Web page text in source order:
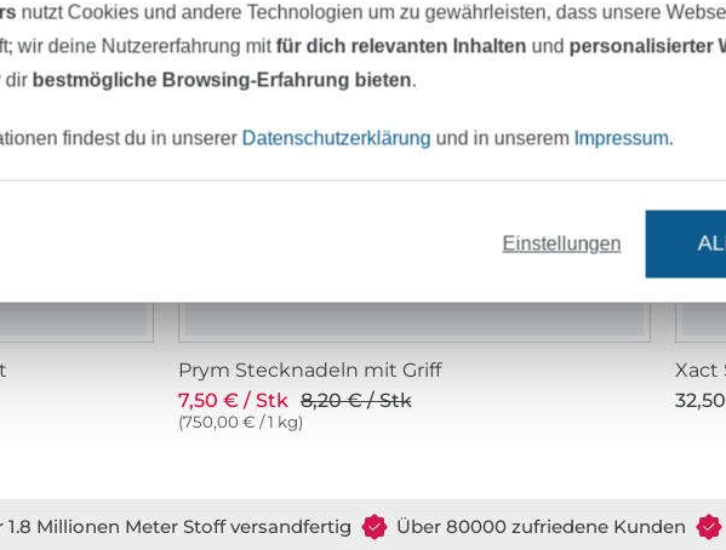
Prym Stecknadeln mit Griff
7,50 € / Stk 8,20 € / Stk
(750,00 € / 1 kg)
Xact
1.8 Millionen Meter Stoff versandfertig Über 80000 zufriedene Kunden
nutzt Cookies und andere Technologien um zu gewährleisten, dass unsere
wir deine Nutzererfahrung mitfür dich relevanten Inhalten und personalisierter
dir bestmögliche Browsing-Erfahrung bieten.
findest du in unserer Datenschutzerklärung und in unserem Impressum.
Einstellungen